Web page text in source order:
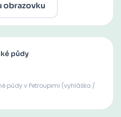
obrazovku
půdy
půdyv Petroupimi (vyhláška /